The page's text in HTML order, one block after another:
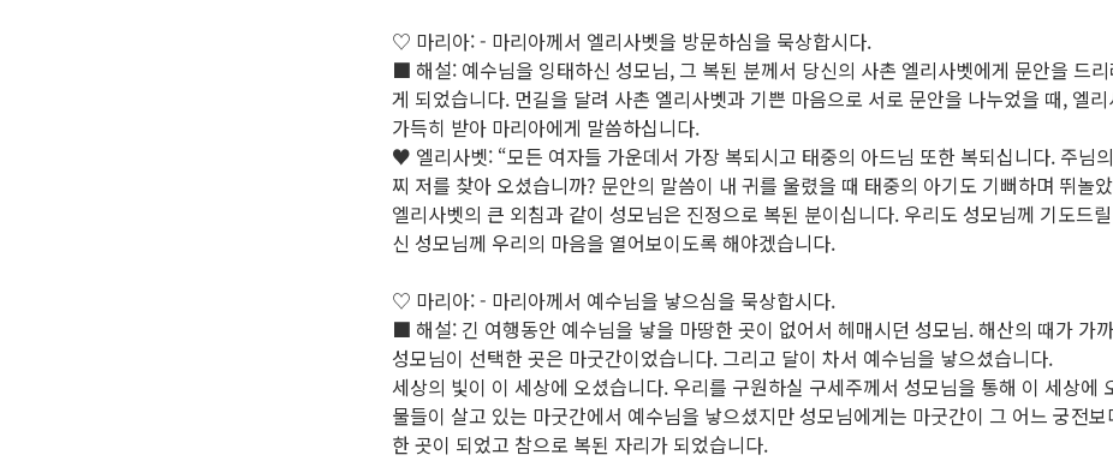
♡ 마리아: - 마리아께서 엘리사벳을 방문하심을 묵상합시다.
■ 해설: 예수님을 잉태하신 성모님, 그 복된 분께서 당신의 사촌 엘리사벳에게 문안을 드
게 되었습니다. 먼길을 달려 사촌 엘리사벳과 기쁜 마음으로 서로 문안을 나누었을 때, 엘
가득히 받아 마리아에게 말씀하십니다.
♥ 엘리사벳: “모든 여자들 가운데서 가장 복되시고 태중의 아드님 또한 복되십니다. 주님
찌 저를 찾아 오셨습니까? 문안의 말씀이 내 귀를 울렸을 때 태중의 아기도 기뻐하며 뛰놀
엘리사벳의 큰 외침과 같이 성모님은 진정으로 복된 분이십니다. 우리도 성모님께 기도드
신 성모님께 우리의 마음을 열어보이도록 해야겠습니다.
♡ 마리아: - 마리아께서 예수님을 낳으심을 묵상합시다.
■ 해설: 긴 여행동안 예수님을 낳을 마땅한 곳이 없어서 헤매시던 성모님. 해산의 때가 가
성모님이 선택한 곳은 마굿간이었습니다. 그리고 달이 차서 예수님을 낳으셨습니다.
세상의 빛이 이 세상에 오셨습니다. 우리를 구원하실 구세주께서 성모님을 통해 이 세상에
물들이 살고 있는 마굿간에서 예수님을 낳으셨지만 성모님에게는 마굿간이 그 어느 궁전보
한 곳이 되었고 참으로 복된 자리가 되었습니다.